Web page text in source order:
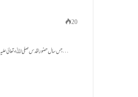
20
جس سال حضورِ اقدس صلی اﷲ تعالیٰ علیہ وسلم نے اس دنیا سے رحلت فرمائی ،پہلے ہی سے آپ نے…